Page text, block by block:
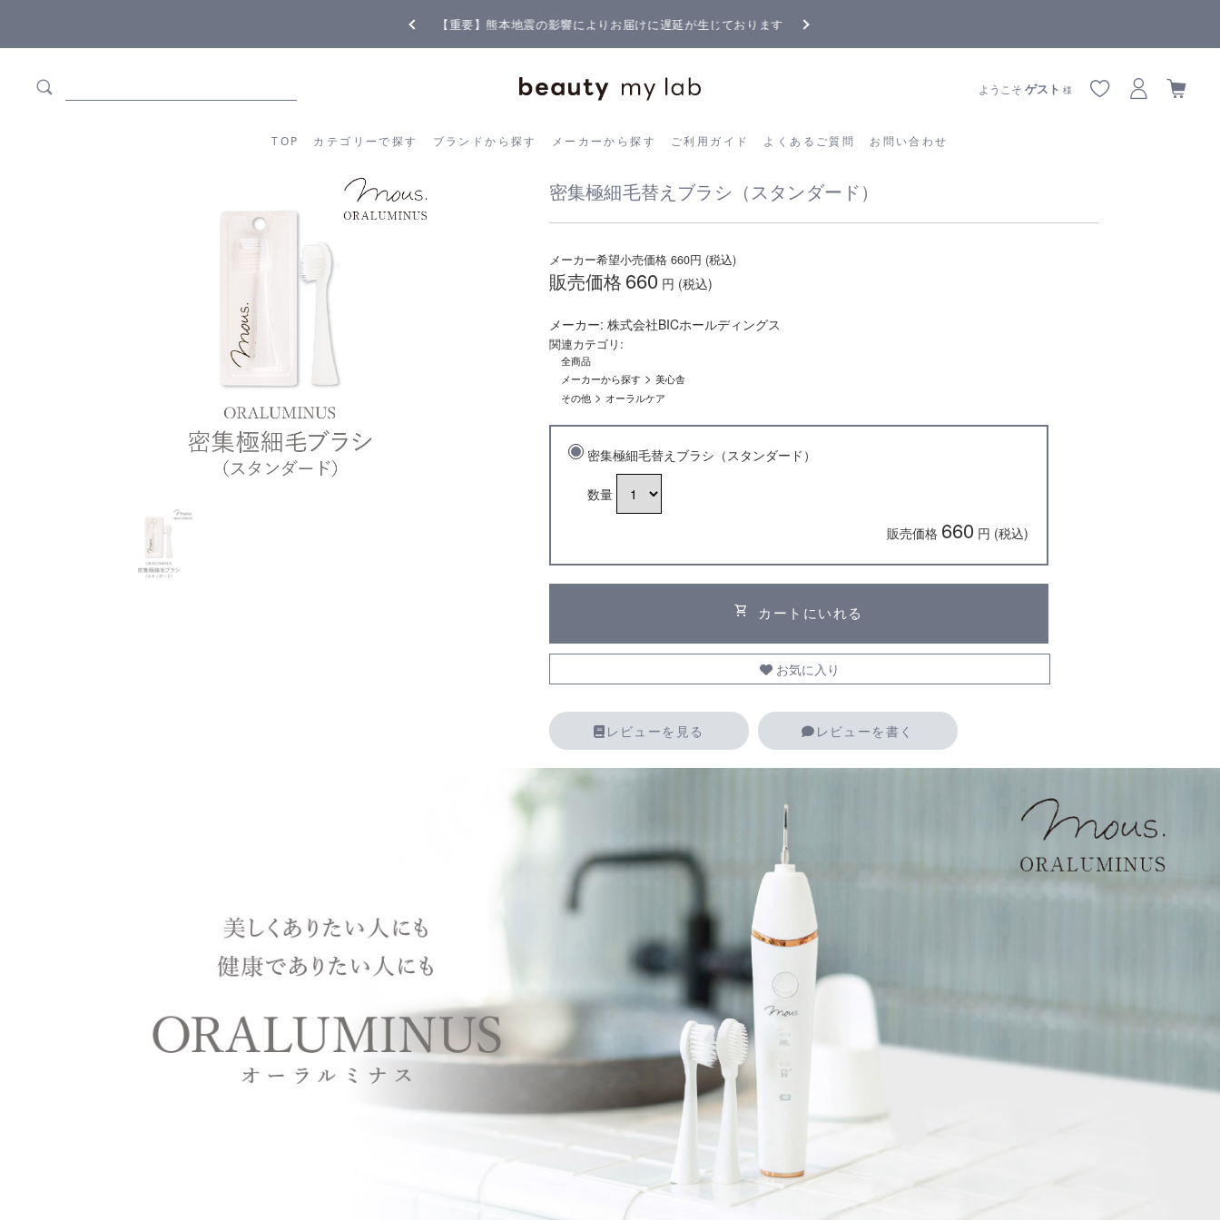
【重要】熊本地震の影響によりお届けに遅延が生じております
TOP カテゴリーで探す ブランドから探す メーカーから探す ご利用ガイド よくあるご質問 お問い合わせ
ようこそゲスト 様
カテゴリーから探す ブランドから探す メーカーから探す ご利用ガイド よくあるご質問
密集極細毛替えブラシ（スタンダード）
メーカー希望小売価格 660円 (税込)
販売価格 660 円 (税込)
メーカー: 株式会社BICホールディングス
関連カテゴリ:
全商品
メーカーから探す >美心舎
その他 > オーラルケア
密集極細毛替えブラシ（スタンダード）
数量
販売価格 660 円 (税込)
shopping_cart カートにいれる
お気に入り
レビューを見る レビューを書く